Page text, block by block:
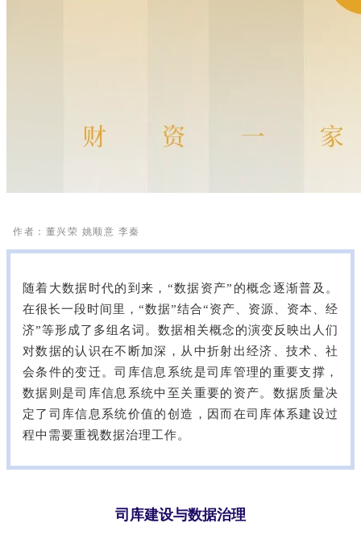
作者：董兴荣 姚顺意 李秦
随着大数据时代的到来，“数据资产”的概念逐渐普及。
在很长一段时间里，“数据”结合“资产、资源、资本、经
济”等形成了多组名词。数据相关概念的演变反映出人们
对数据的认识在不断加深，从中折射出经济、技术、社
会条件的变迁。司库信息系统是司库管理的重要支撑，
数据则是司库信息系统中至关重要的资产。数据质量决
定了司库信息系统价值的创造，因而在司库体系建设过
程中需要重视数据治理工作。
司库建设与数据治理